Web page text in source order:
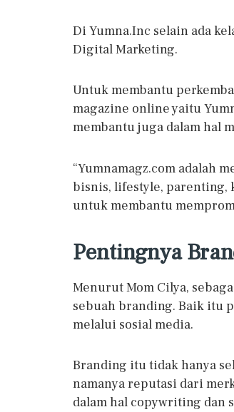
Di Yumna.Inc selain ada
Digital Marketing.
Untuk membantu
magazine online yaitu
membantu juga dalam hal
“Yumnamagz.com adalah
bisnis, lifestyle, parenting,
untuk membantu
Pentingnya
Menurut Mom Cilya,
sebuah branding. Baik itu
melalui sosial media.
Branding itu tidak hanya
namanya reputasi dari
dalam hal copywriting dan